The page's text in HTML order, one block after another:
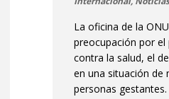
La oficina de la
preocupación por
contra la salud, el
en una situación de
personas gestantes.